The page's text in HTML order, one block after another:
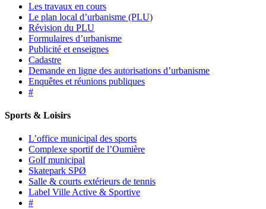
Les travaux en cours
Le plan local d’urbanisme (PLU)
Révision du PLU
Formulaires d’urbanisme
Publicité et enseignes
Cadastre
Demande en ligne des autorisations d’urbanisme
Enquêtes et réunions publiques
#
Sports & Loisirs
L’office municipal des sports
Complexe sportif de l’Oumière
Golf municipal
Skatepark SPØ
Salle & courts extérieurs de tennis
Label Ville Active & Sportive
#